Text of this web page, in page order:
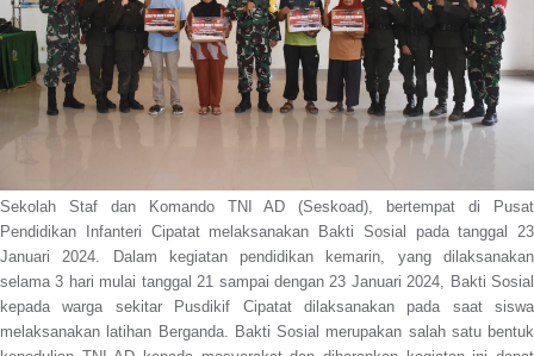
Sekolah Staf dan Komando TNI AD (Seskoad), bertempat di Pusat
Pendidikan Infanteri Cipatat melaksanakan Bakti Sosial pada tanggal 23
Januari 2024. Dalam kegiatan pendidikan kemarin, yang dilaksanakan
selama 3 hari mulai tanggal 21 sampai dengan 23 Januari 2024, Bakti Sosial
kepada warga sekitar Pusdikif Cipatat dilaksanakan pada saat siswa
melaksanakan latihan Berganda. Bakti Sosial merupakan salah satu bentuk